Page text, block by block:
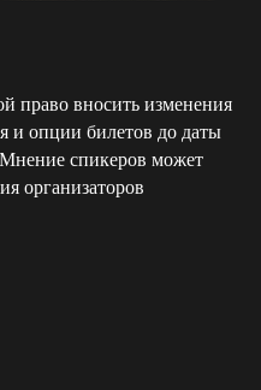
право вносить изменения
и опции билетов до даты
спикеров может
организаторов